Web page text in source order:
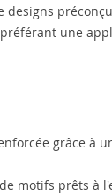
designs
une
grâce à
motifs prêts à